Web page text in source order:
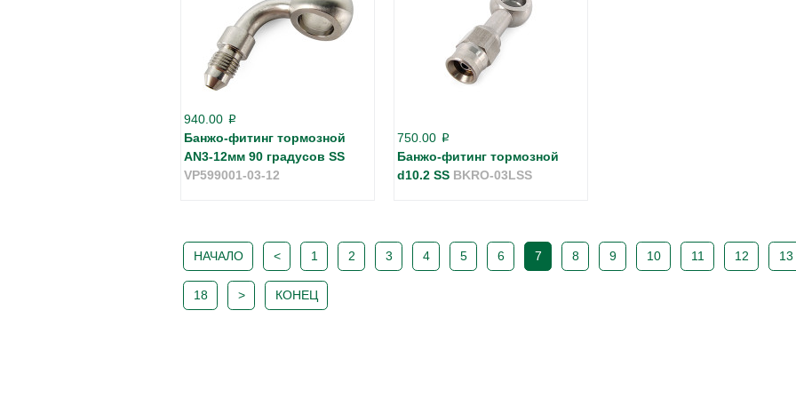
940.00 p
Банжо-фитинг тормозной
AN3-12мм 90 градусов SS
VP599001-03-12
750.00 p
Банжо-фитинг тормозной
d10.2 SS BKRO-03LSS
НАЧАЛО < 1 2 3 4 5 6 7 8 9 10 11 12 13
18 > КОНЕЦ